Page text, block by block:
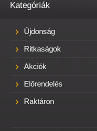
Kategóriák
Újdonság
Ritkaságok
Akciók
Előrendelés
Raktáron